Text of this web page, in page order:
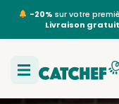
-20% sur votre
Livraison